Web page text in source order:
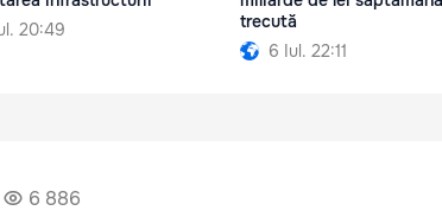
20:49
trecută
6 Iul. 22:11
6 886